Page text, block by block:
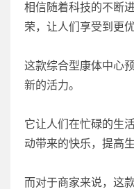
相信随着科技的不断
荣，让人们享受到更
这款综合型康体中心
新的活力。
它让人们在忙碌的生
动带来的快乐，提高生
而对于商家来说，这